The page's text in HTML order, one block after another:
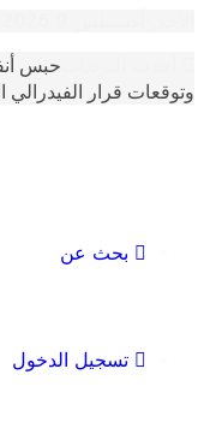
حبس أنفاس في
قرار الفيدرالي الأمريكي
بحث عن
تسجيل الدخول